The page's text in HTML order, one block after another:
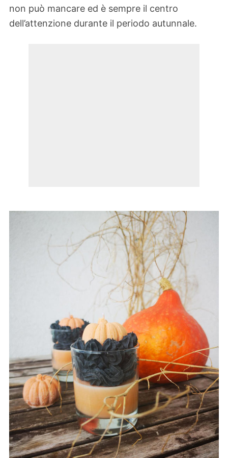
non può mancare ed è sempre il centro
dell’attenzione durante il periodo autunnale.